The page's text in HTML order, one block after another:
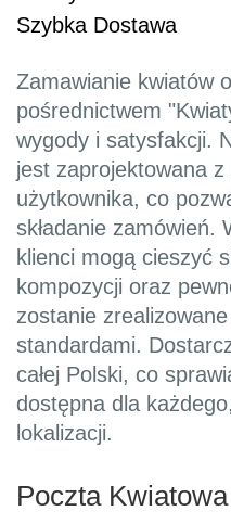
Szybka Dostawa
Zamawianie kwiatów
pośrednictwem
wygody i satysfakcji.
jest zaprojektowana
użytkownika, co
składanie zamówień.
klienci mogą cieszyć
kompozycji oraz
zostanie
standardami.
całej Polski, co
dostępna dla
lokalizacji.
Poczta